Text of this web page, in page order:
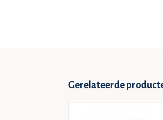
Gerelateerde